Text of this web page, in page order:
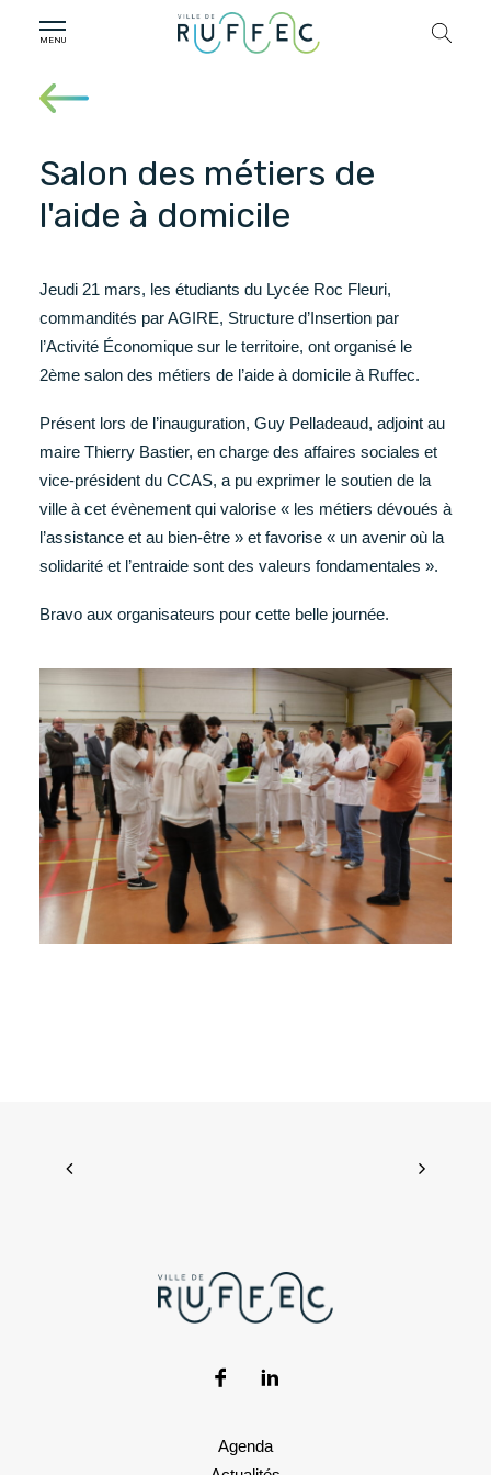
Salon des métiers de
l'aide à domicile
Jeudi 21 mars, les étudiants du Lycée Roc Fleuri,
commandités par AGIRE, Structure d’Insertion par
l’Activité Économique sur le territoire, ont organisé le
2ème salon des métiers de l’aide à domicile à Ruffec.
Présent lors de l’inauguration, Guy Pelladeaud, adjoint au
maire Thierry Bastier, en charge des affaires sociales et
vice-président du CCAS, a pu exprimer le soutien de la
ville à cet évènement qui valorise « les métiers dévoués à
l’assistance et au bien-être » et favorise « un avenir où la
solidarité et l’entraide sont des valeurs fondamentales ».
Bravo aux organisateurs pour cette belle journée.
Agenda